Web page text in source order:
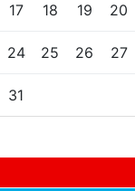
17 18 19 20
24 25 26 27
31